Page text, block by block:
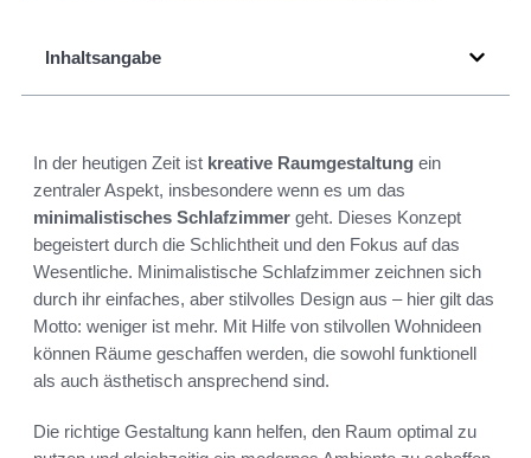
Inhaltsangabe
In der heutigen Zeit ist kreative Raumgestaltung ein
zentraler Aspekt, insbesondere wenn es um das
minimalistisches Schlafzimmer geht. Dieses Konzept
begeistert durch die Schlichtheit und den Fokus auf das
Wesentliche. Minimalistische Schlafzimmer zeichnen sich
durch ihr einfaches, aber stilvolles Design aus – hier gilt das
Motto: weniger ist mehr. Mit Hilfe von stilvollen Wohnideen
können Räume geschaffen werden, die sowohl funktionell
als auch ästhetisch ansprechend sind.
Die richtige Gestaltung kann helfen, den Raum optimal zu